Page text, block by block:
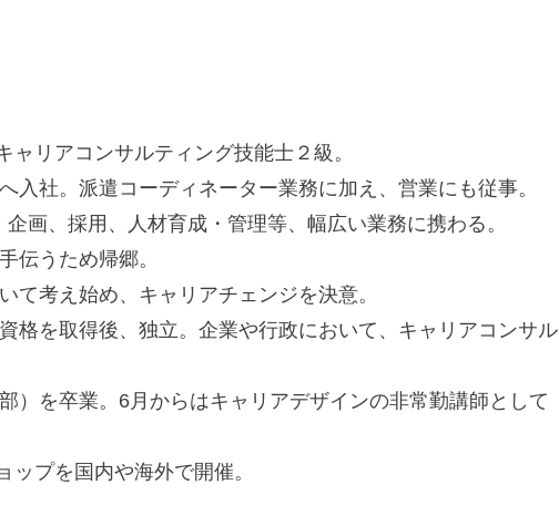
リアコンサルティング技能士２級。
入社。派遣コーディネーター業務に加え、営業にも従事。
画、採用、人材育成・管理等、幅広い業務に携わる。
伝うため帰郷。
て考え始め、キャリアチェンジを決意。
格を取得後、独立。企業や行政において、キャリアコンサル
）を卒業。6月からはキャリアデザインの非常勤講師として
プを国内や海外で開催。